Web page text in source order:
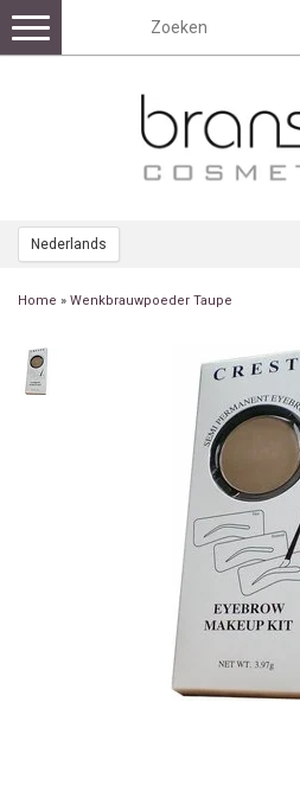
Nederlands
Toggle
navigation
Home » Wenkbrauwpoeder Taupe